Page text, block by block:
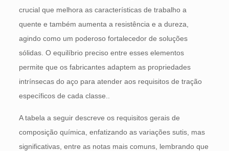
crucial que melhora as características de trabalho a
quente e também aumenta a resistência e a dureza,
agindo como um poderoso fortalecedor de soluções
sólidas. O equilíbrio preciso entre esses elementos
permite que os fabricantes adaptem as propriedades
intrínsecas do aço para atender aos requisitos de tração
específicos de cada classe..
A tabela a seguir descreve os requisitos gerais de
composição química, enfatizando as variações sutis, mas
significativas, entre as notas mais comuns, lembrando que